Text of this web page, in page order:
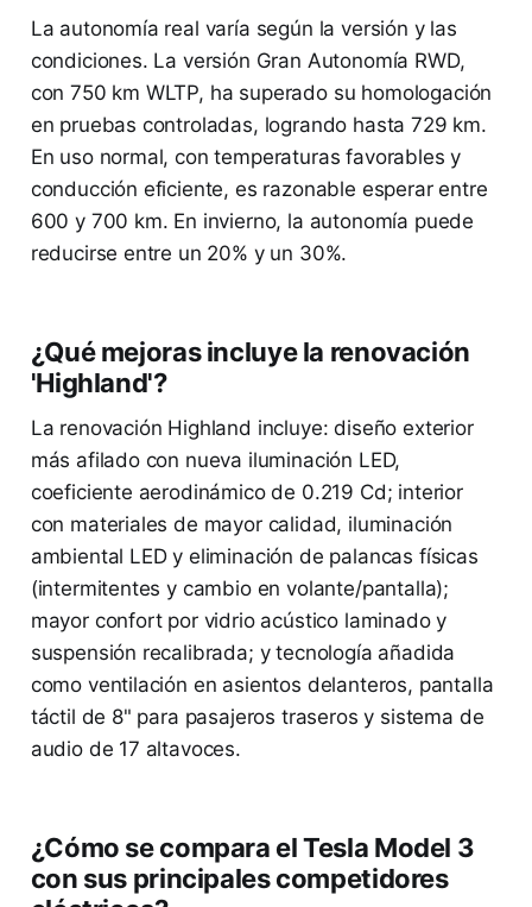
La autonomía real varía según la versión y las
condiciones. La versión Gran Autonomía RWD,
con 750 km WLTP, ha superado su homologación
en pruebas controladas, logrando hasta 729 km.
En uso normal, con temperaturas favorables y
conducción eficiente, es razonable esperar entre
600 y 700 km. En invierno, la autonomía puede
reducirse entre un 20% y un 30%.
¿Qué mejoras incluye la renovación
'Highland'?
La renovación Highland incluye: diseño exterior
más afilado con nueva iluminación LED,
coeficiente aerodinámico de 0.219 Cd; interior
con materiales de mayor calidad, iluminación
ambiental LED y eliminación de palancas físicas
(intermitentes y cambio en volante/pantalla);
mayor confort por vidrio acústico laminado y
suspensión recalibrada; y tecnología añadida
como ventilación en asientos delanteros, pantalla
táctil de 8" para pasajeros traseros y sistema de
audio de 17 altavoces.
¿Cómo se compara el Tesla Model 3
con sus principales competidores